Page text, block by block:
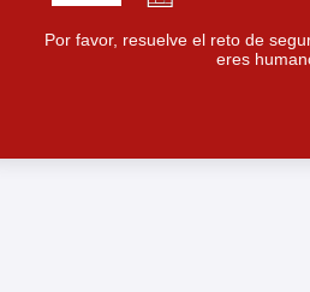
Por favor, resuelve el reto de
eres